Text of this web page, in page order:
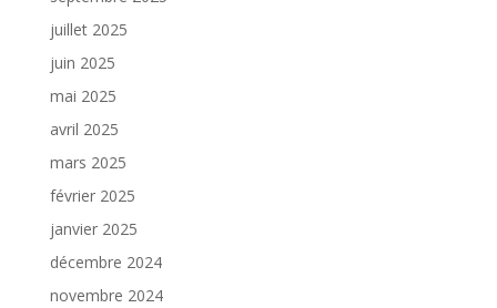
juillet 2025
juin 2025
mai 2025
avril 2025
mars 2025
février 2025
janvier 2025
décembre 2024
novembre 2024